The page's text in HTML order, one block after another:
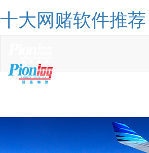
十大网赌软件推荐